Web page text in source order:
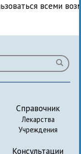
всеми
Справочник
Лекарства
Учреждения
Консультации